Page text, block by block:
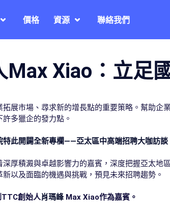
價格 資源 聯絡我們
Max Xiao：立足
拓展市場、尋求新的增長點的重要策略。幫助
多獵企的發力點。
特此開闢全新專欄——亞太區中高端招聘大咖訪談
厚積澱與卓越影響力的嘉賓，深度把握亞太
以及面臨的機遇與挑戰，預見未來招聘趨勢。
TTC創始人肖瑪峰Max Xiao作為嘉賓。